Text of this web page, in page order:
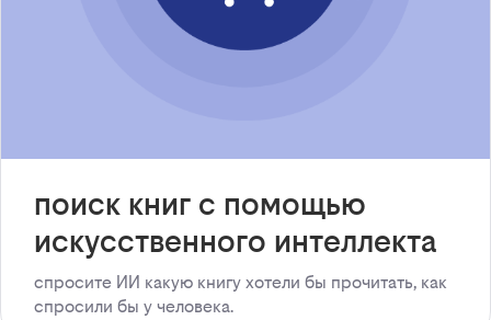
поиск книг с помощью
искусственного интеллекта
спросите ИИ какую книгу хотели бы прочитать, как
спросили бы у человека.